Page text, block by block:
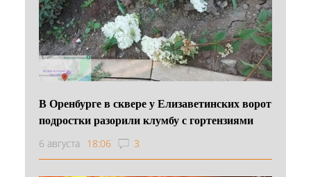
В Оренбурге в сквере у Елизаветинских ворот
подростки разорили клумбу с гортензиями
6 августа 18:06 3